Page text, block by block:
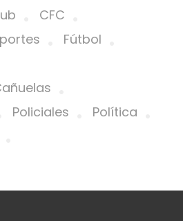
CFC
Fútbol
Policiales
Política